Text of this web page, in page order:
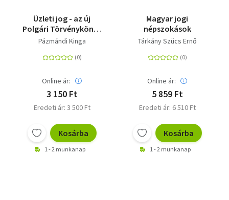
Üzleti jog - az új
Polgári Törvénykönyv
után
Pázmándi Kinga
Online ár:
3 150 Ft
Eredeti ár: 3 500 Ft
Kosárba
1 - 2 munkanap
Magyar jogi
népszokások
Tárkány Szücs Ernő
Online ár:
5 859 Ft
Eredeti ár: 6 510 Ft
Kosárba
1 - 2 munkanap